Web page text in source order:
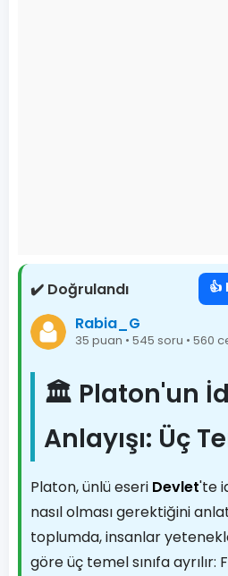
✔️ Doğrulandı 👍
Rabia_G
35 puan • 545 soru • 560
🏛️ Platon'un
Anlayışı: Üç
Platon, ünlü eseri Devlet'te
nasıl olması gerektiğini
toplumda, insanlar
göre üç temel sınıfa